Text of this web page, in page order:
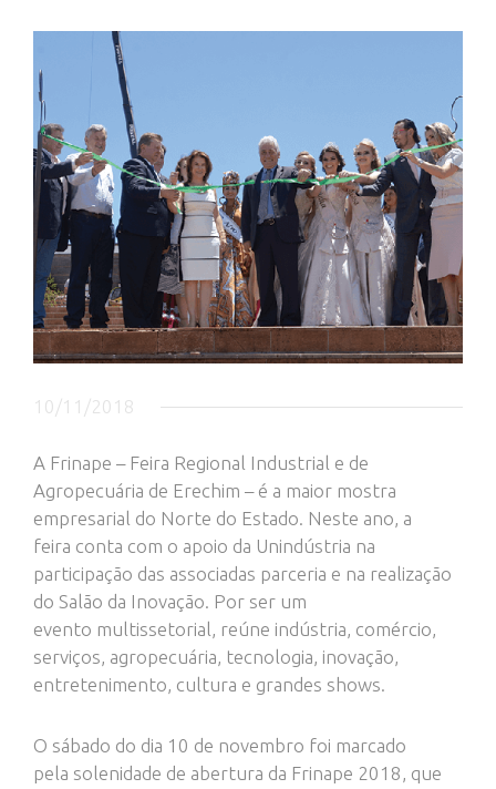
10/11/2018
A Frinape – Feira Regional Industrial e de
Agropecuária de Erechim – é a maior mostra
empresarial do Norte do Estado. Neste ano, a
feira conta com o apoio da Unindústria na
participação das associadas parceria e na realização
do Salão da Inovação. Por ser um
evento multissetorial, reúne indústria, comércio,
serviços, agropecuária, tecnologia, inovação,
entretenimento, cultura e grandes shows.
O sábado do dia 10 de novembro foi marcado
pela solenidade de abertura da Frinape 2018, que